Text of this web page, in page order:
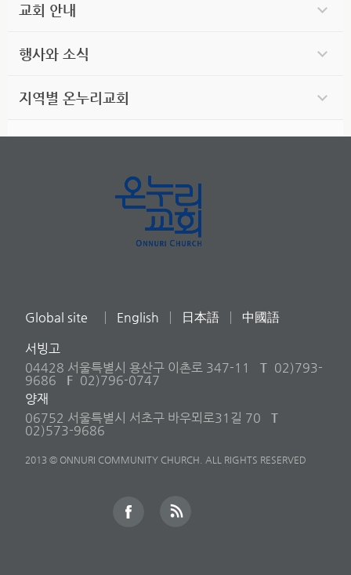
교회 안내
행사와 소식
지역별 온누리교회
Global site English 日本語 中國語
서빙고
04428 서울특별시 용산구 이촌로 347-11
T 02)793-
9686
F 02)796-0747
양재
06752 서울특별시 서초구 바우뫼로31길 70
T
02)573-9686
2013 © ONNURI COMMUNITY CHURCH. ALL RIGHTS RESERVED